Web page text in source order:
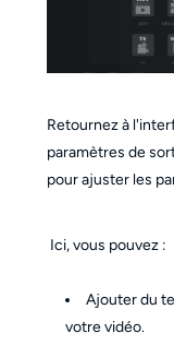
Retournez à
paramètres de
pour ajuster les
Ici, vous pouvez :
Ajouter du
votre vidéo.